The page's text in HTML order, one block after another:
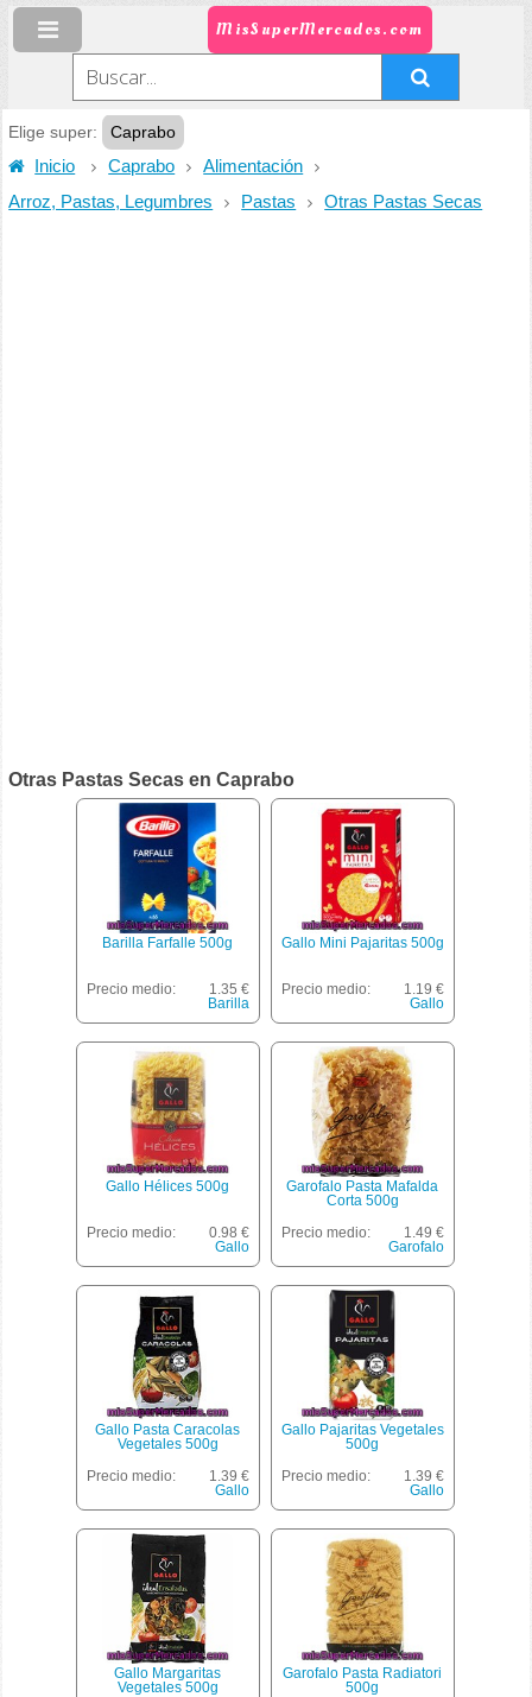
MisSuperMercados.com
Elige super:
Caprabo
Inicio
Caprabo
Alimentación
Arroz, Pastas, Legumbres
Pastas Otras Pastas Secas
Otras Pastas Secas en Caprabo
Barilla Farfalle 500g
Precio medio:
1.35 €
Barilla
Gallo Mini Pajaritas 500g
Precio medio:
1.19 €
Gallo
Gallo Hélices 500g
Precio medio:
0.98 €
Gallo
Garofalo Pasta Mafalda
Corta 500g
Precio medio:
1.49 €
Garofalo
Gallo Pasta Caracolas
Vegetales 500g
Precio medio:
1.39 €
Gallo
Gallo Pajaritas Vegetales
500g
Precio medio:
1.39 €
Gallo
Gallo Margaritas
Vegetales 500g
Garofalo Pasta Radiatori
500g